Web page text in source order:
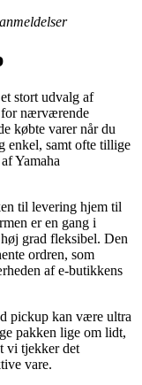
anmeldelser
stort udvalg af
for nærværende
købte varer når du
enkel, samt ofte tillige
Yamaha
til levering hjem til
er en gang i
grad fleksibel. Den
ordren, som
af e-butikkens
pickup kan være ultra
pakken lige om lidt,
vi tjekker det
vare.